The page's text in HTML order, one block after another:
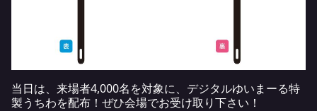
当日は、来場者4,000名を対象に、デジタルゆいまーる特
製うちわを配布！ぜひ会場でお受け取り下さい！